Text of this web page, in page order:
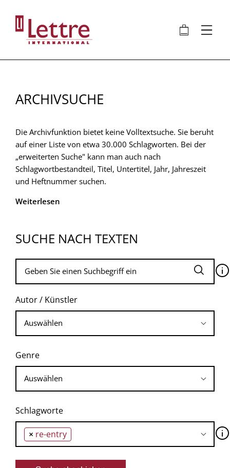
Inhalt
🛍 ⋮
ARCHIVSUCHE
Die Archivfunktion bietet keine Volltextsuche. Sie beruht
auf einer Liste von etwa 30.000 Schlagworten. Bei der
„erweiterten Suche" kann man auch nach
Schlagwortbestandteil, Titel, Untertitel, Jahr, Jahreszeit
und Heftnummer suchen.
Weiterlesen
SUCHE NACH TEXTEN
🛈
Autor / Künstler
Genre
Schlagworte
× re-entry 🛈